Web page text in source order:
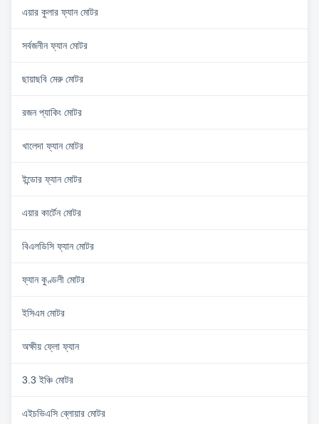
এয়ার কুলার ফ্যান মোটর
সর্বজনীন ফ্যান মোটর
ছায়াছবি মেরু মোটর
রজন প্যাকিং মোটর
খালেদা ফ্যান মোটর
ইন্ডোর ফ্যান মোটর
এয়ার কার্টেন মোটর
বিএলডিসি ফ্যান মোটর
ফ্যান কুণ্ডলী মোটর
ইসিএম মোটর
অক্ষীয় ফ্লো ফ্যান
3.3 ইঞ্চি মোটর
এইচভিএসি ব্লোয়ার মোটর